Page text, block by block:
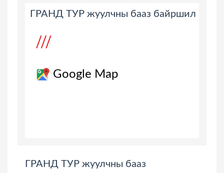
ГРАНД ТУР жуулчны бааз байршил
Google Map
ГРАНД ТУР жуулчны бааз